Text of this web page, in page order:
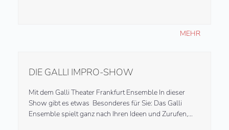
MEHR
DIE GALLI IMPRO-SHOW
Mit dem Galli Theater Frankfurt Ensemble In dieser
Show gibt es etwas Besonderes für Sie: Das Galli
Ensemble spielt ganz nach Ihren Ideen und Zurufen,…